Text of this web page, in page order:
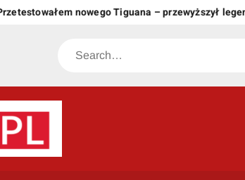
nowego Tiguana – przewyższył
Search